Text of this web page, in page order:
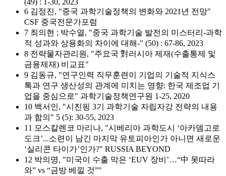
(49) : 1-30, 2023
6 김정진, "중국 과학기술정책의 변화와 2021년 전망"
CSF 중국전문가포럼
7 최의현 ; 박수열, "중국 과학기술 발전의 미스터리-과학
적 성과와 상용화의 차이에 대해-" (50) : 67-86, 2023
8 전략물자관리원, "주요국 對러시아 제재(수출통제 및
금융제재) 비교표"
9 김동규, "연구인력 직무훈련이 기업의 기술적 지식스
톡과 연구 생산성의 관계에 미치는 영향: 한국 제조업 기
업을 중심으로" 과학기술정책연구원 1-25, 2020
10 백서인, "시진핑 3기 과학기술 자립자강 전략의 내용
과 함의" 5 (5): 30-55, 2023
11 모스칼렌코 마리나, "시베리아 과학도시 ‘아카뎀고로
도크’...소련이 남긴 마지막 유토피아인가 아니면 새로운
‘실리콘 타이가’인가?" RUSSIA BEYOND
12 박의명, "미국이 수출 막은 ‘EUV 장비’…“中 못따라
와” vs “금방 베낄 것”"